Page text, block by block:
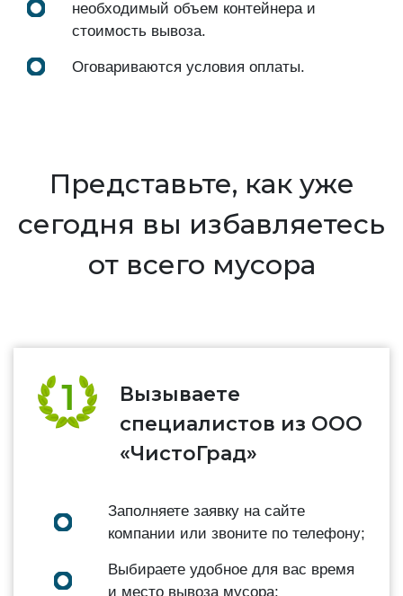
необходимый объем контейнера и
стоимость вывоза.
Оговариваются условия оплаты.
Представьте, как уже
сегодня вы избавляетесь
от всего мусора
Вызываете
специалистов из ООО
«ЧистоГрад»
Заполняете заявку на сайте
компании или звоните по телефону;
Выбираете удобное для вас время
и место вывоза мусора;